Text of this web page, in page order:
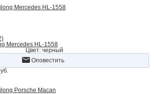
Mercedes HL-1558
Цвет: черный
Оповестить